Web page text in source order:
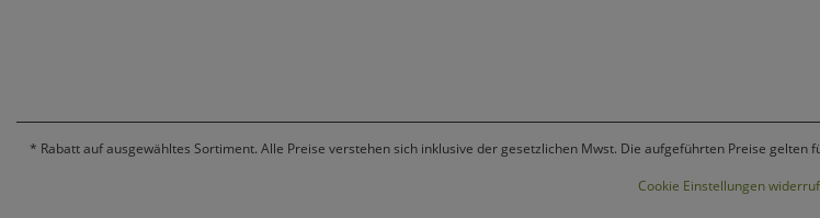
* Rabatt auf ausgewähltes Sortiment. Alle Preise verstehen sich inklusive der gesetzlichen Mwst. Die aufgeführten Preise
Cookie Einstellungen